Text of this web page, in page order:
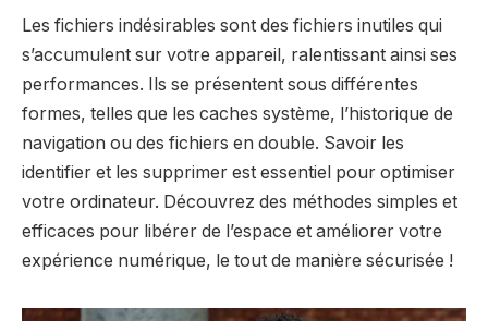
Les fichiers indésirables sont des fichiers inutiles qui
s’accumulent sur votre appareil, ralentissant ainsi ses
performances. Ils se présentent sous différentes
formes, telles que les caches système, l’historique de
navigation ou des fichiers en double. Savoir les
identifier et les supprimer est essentiel pour optimiser
votre ordinateur. Découvrez des méthodes simples et
efficaces pour libérer de l’espace et améliorer votre
expérience numérique, le tout de manière sécurisée !